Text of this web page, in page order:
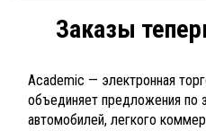
Заказы
Academic — электронная
объединяет предложения по
автомобилей, легкого